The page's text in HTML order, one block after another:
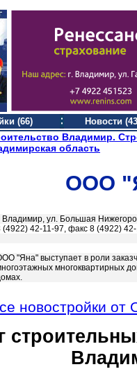
(66) Новости
Владимир.
область
ООО
Владимир, ул. Большая
(4922) 42-11-97, факс 8 (4922)
"Яна" выступает в роли
многоквартирных
новостройки